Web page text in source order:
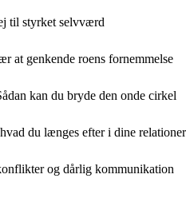
til styrket selvværd
at genkende roens fornemmelse
kan du bryde den onde cirkel
du længes efter i dine relationer
og dårlig kommunikation